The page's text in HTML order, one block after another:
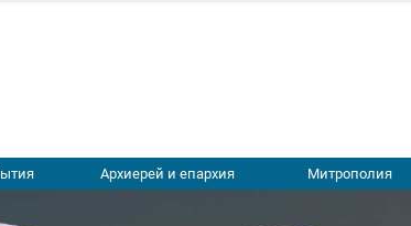
Архиерей и епархия Митрополия